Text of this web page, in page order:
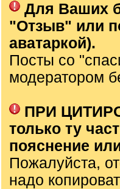
Для Ваших
"Отзыв" или
аватаркой).
Посты со
модератором
ПРИ
только ту
пояснение
Пожалуйста,
надо